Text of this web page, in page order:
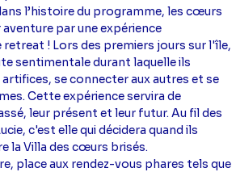
l’histoire du programme, les cœurs
par une expérience
! Lors des premiers jours sur l'île,
sentimentale durant laquelle ils
se connecter aux autres et se
Cette expérience servira de
leur présent et leur futur. Au fil des
c'est elle qui décidera quand ils
la Villa des cœurs brisés.
place aux rendez-vous phares tels que